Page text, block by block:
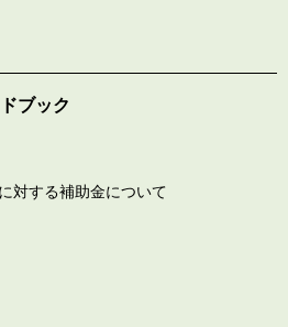
ブック
対する補助金について